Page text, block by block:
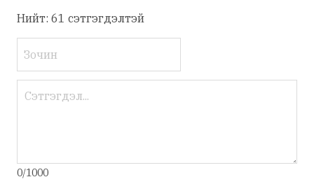
Нийт: 61 сэтгэгдэлтэй
0/1000